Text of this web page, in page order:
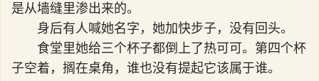
是从墙缝里渗出来的。
身后有人喊她名字，她加快步子，没有回头。
食堂里她给三个杯子都倒上了热可可。第四个杯
子空着，搁在桌角，谁也没有提起它该属于谁。